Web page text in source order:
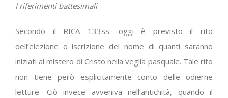
I riferimenti battesimali
Secondo il RICA 133ss. oggi è previsto il rito
dell’elezione o iscrizione del nome di quanti saranno
iniziati al mistero di Cristo nella veglia pasquale. Tale rito
non tiene però esplicitamente conto delle odierne
letture. Ciò invece avveniva nell’antichità, quando il